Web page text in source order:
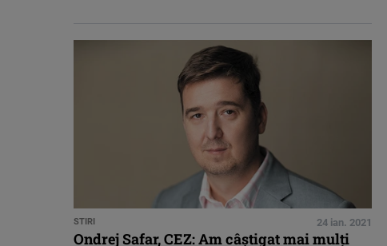
STIRI 24 ian. 2021
Ondrej Safar, CEZ: Am câștigat mai mulți